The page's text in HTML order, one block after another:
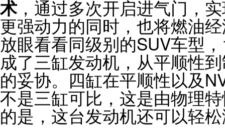
术，通过多次开启进气门，
更强动力的同时，也将燃油
放眼看看同级别的SUV车型
成了三缸发动机，从平顺性
的妥协。四缸在平顺性以及
不是三缸可比，这是由物理
的是，这台发动机还可以轻